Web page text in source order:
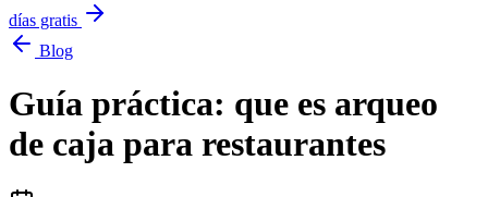
días gratis
Blog
Guía práctica: que es arqueo
de caja para restaurantes